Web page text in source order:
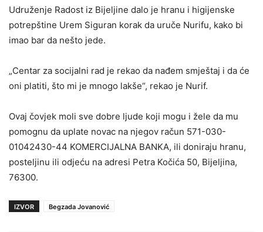
Udruženje Radost iz Bijeljine dalo je hranu i higijenske
potrepštine Urem Siguran korak da uruče Nurifu, kako bi
imao bar da nešto jede.
„Centar za socijalni rad je rekao da nađem smještaj i da će
oni platiti, što mi je mnogo lakše“, rekao je Nurif.
Ovaj čovjek moli sve dobre ljude koji mogu i žele da mu
pomognu da uplate novac na njegov račun 571-030-
01042430-44 KOMERCIJALNA BANKA, ili doniraju hranu,
posteljinu ili odjeću na adresi Petra Kočića 50, Bijeljina,
76300.
IZVOR Begzada Jovanović